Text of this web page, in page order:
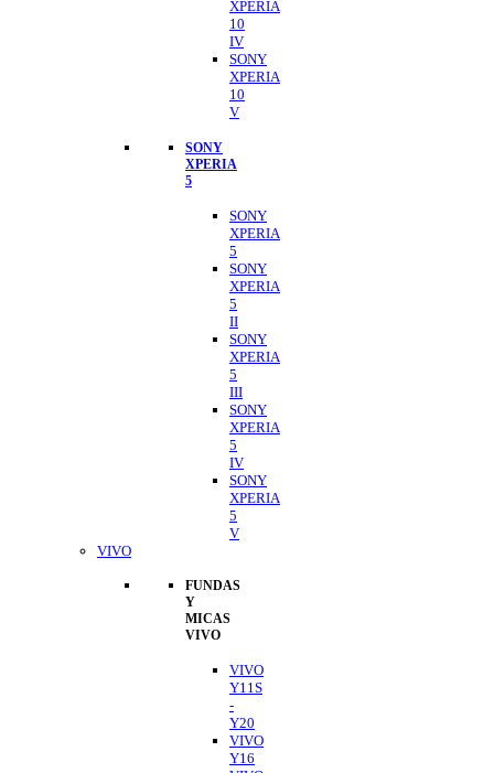
XPERIA
10
IV
SONY
XPERIA
10
V
SONY
XPERIA
5
SONY
XPERIA
5
SONY
XPERIA
5
II
SONY
XPERIA
5
III
SONY
XPERIA
5
IV
SONY
XPERIA
5
V
VIVO
FUNDAS
Y
MICAS
VIVO
VIVO
Y11S
-
Y20
VIVO
Y16